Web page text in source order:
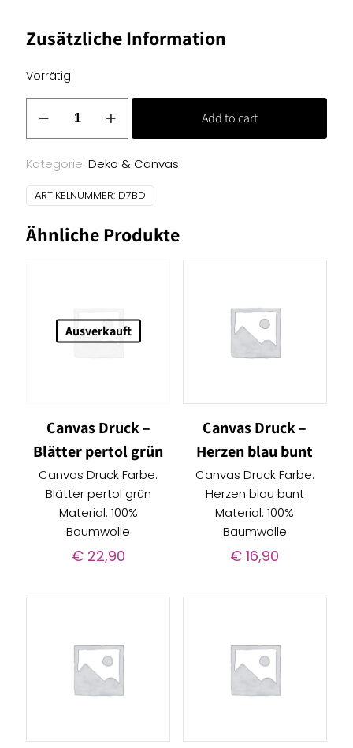
Zusätzliche Information
Vorrätig
-
orchidee
Menge
Add to cart
Kategorie: Deko & Canvas
ARTIKELNUMMER: D7BD
Ähnliche Produkte
Ausverkauft
Canvas Druck –
Blätter pertol grün
Canvas Druck Farbe:
Blätter pertol grün
Material: 100%
Baumwolle
€22,90
Canvas Druck –
Herzen blau bunt
Canvas Druck Farbe:
Herzen blau bunt
Material: 100%
Baumwolle
€ 16,90